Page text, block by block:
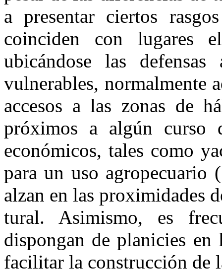
a presentar cier­tos
coinciden con lugares
ubicándose las
vulnerables, normalmente
accesos a las zonas de
próximos a algún curso
económicos, tales como
para un uso agropecuario
alzan en las proximidades
tural. Asimismo, es
dispon­gan de planicies
facilitar la construcción de